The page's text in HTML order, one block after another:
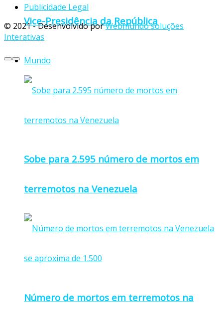
Vice-Presidência da República
Mundo
Sobe para 2.595 número de mortos em
terremotos na Venezuela
Número de mortos em terremotos na
Publicidade Legal
© 2021 - Desenvolvido porWebmundo soluções
Interativas